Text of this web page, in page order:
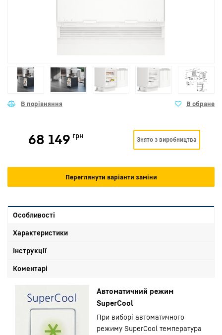
68 149 грн Знято з виробництва
Переглянути варіанти заміни
Особливості
Характеристики
Інструкції
Коментарі
Автоматичний режим
SuperCool
При виборі автоматичного
режиму SuperCool температура